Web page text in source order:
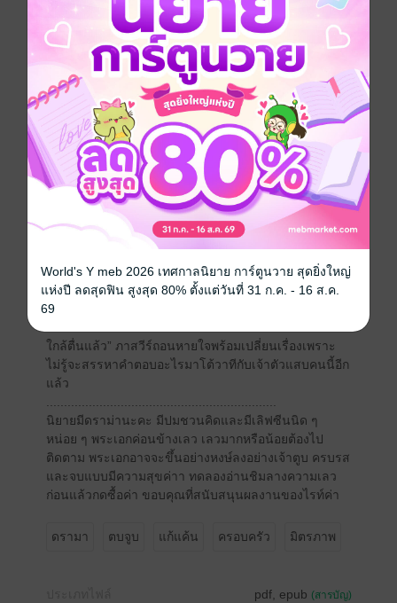
.........................................................................
“ลุงหมอคะ อ้ามมมมม” มือเล็กๆยื่นมาจ่อที่ปากของภาสวีร์
ที่กำลังให้อาหารปลา ซึ่งเขาเองก็กำลังกระหยิ่มได้ใจคิดว่า
เด็กน้อยคงยอมญาติดีด้วยแล้วจริงๆ ถึงขั้นป้อนขนมให้
“ถุย” แค่เคี้ยวไปกรุบแรกก็รู้ได้ทันทีว่าเป็นสิ่งที่เขาไม่ชอบ
เอาเสียเลยคือเม็ดอัลมอนด์
“อ้าว ไม่ชอบเหรอคะอุตส่าห์แบ่งให้กิน” เด็กหญิงยิงคำถาม
“แบ่งที่ไหนล่ะ เธอแค่ไม่ชอบกินแล้วจะมายัดใส่ปากฉัน”
“หัดกินผักบ้างนะคะ จะได้ไม่แก่เร็ว”
“อัลมอนด์มันเป็นถั่ว ใช่ผักที่ไหนกันล่ะ”
“แต่ถั่วฝักยาวก็เป็นผักนะคะ”เด็กหญิงช่างสังเกตไม่ลดละ
ทำเอาชายหนุ่มต้องขมวดคิ้วคิดหาคำตอบ
“ถั่วฝักยาวมันสีเขียวมันถึงเป็นผัก” ภาสวีร์มั่นใจเต็มที่ว่าคำ
ตอบที่ให้ไปคงจะสยบเด็กหญิงได้
“มะเขือเทศสีแดงก็เป็นผัก มะเขือม่วงก็ผัก ไม่เห็นเกี่ยวกับสี
เลยค่ะ” คนช่างซักมีทางไปตลอดแล้วใครไหนกันจะมา
ชนะเด็กแบบนี้ได้
ใกล้ตื่นแล้ว” ภาสวีร์ถอนหายใจพร้อมเปลี่ยนเรื่องเพราะ
ไม่รู้จะสรรหาคำตอบอะไรมาโต้วาทีกับเจ้าตัวแสบคนนี้อีก
แล้ว
นิยายมีดราม่านะคะ มีปมชวนคิดและมีเลิฟซีนนิด ๆ
หน่อย ๆ พระเอกค่อนข้างเลว เลวมากหรือน้อยต้องไป
ติดตาม พระเอกอาจจะขึ้นอย่างหงษ์ลงอย่างเจ้าตูบ ครบรส
และจบแบบมีความสุขค่าา ทดลองอ่านชิมลางความเลว
ก่อนแล้วกดซื้อค่า ขอบคุณที่สนับสนุนผลงานของไรท์ค่า
ดรามา ตบจูบ แก้แค้น ครอบครัว มิตรภาพ
pdf, epub (สารบัญ)
World's Y meb 2026 เทศกาลนิยาย การ์ตูนวาย สุดยิ่งใหญ่
แห่งปี ลดสุดฟิน สูงสุด 80% ตั้งแต่วันที่ 31 ก.ค. - 16 ส.ค.
69